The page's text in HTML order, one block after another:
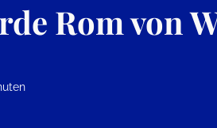
Rom von